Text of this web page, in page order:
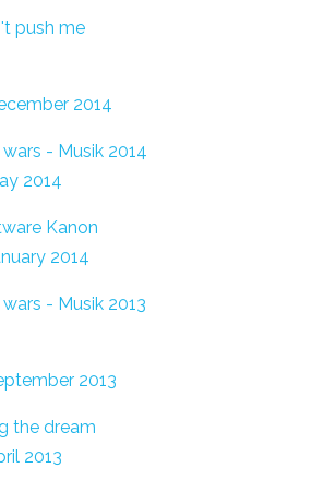
push me
2014
wars - Musik 2014
2014
Kanon
2014
wars - Musik 2013
2013
the dream
2013